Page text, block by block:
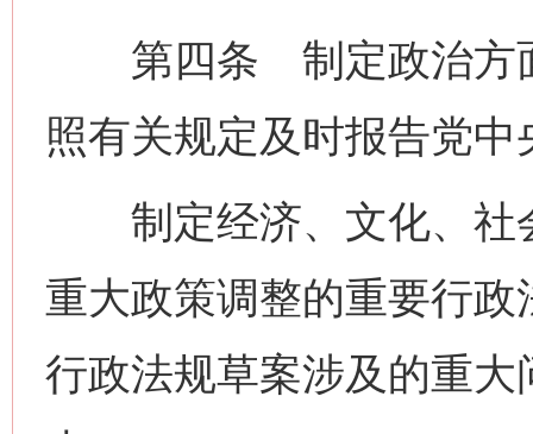
第四条 制定政治方面
照有关规定及时报告党中
制定经济、文化、社
重大政策调整的重要行
行政法规草案涉及的重